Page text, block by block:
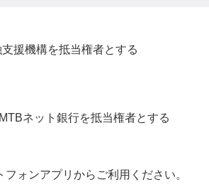
援機構を抵当権者とする
ネット銀行を抵当権者とする
ォンアプリからご利用ください。